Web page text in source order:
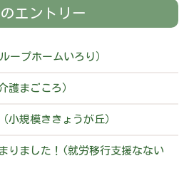
エントリー
ープホームいろり）
護まごころ）
小規模ききょうが丘）
りました！(就労移行支援なない